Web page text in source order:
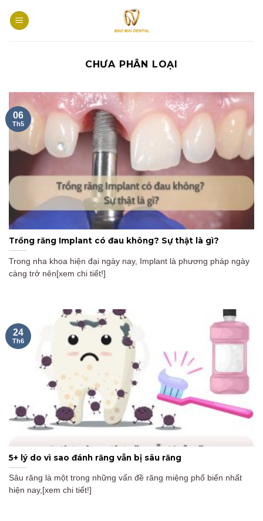
CHƯA PHÂN LOẠI
Trồng răng Implant có đau không? Sự thật là gì?
Trong nha khoa hiện đại ngày nay, Implant là phương pháp ngày
càng trở nên[xem chi tiết!]
06
Th5
5+ lý do vì sao đánh răng vẫn bị sâu răng
Sâu răng là một trong những vấn đề răng miệng phổ biến nhất
hiện nay,[xem chi tiết!]
24
Th6